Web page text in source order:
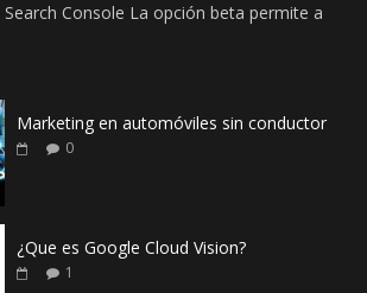
Console La opción beta permite a
Marketing en automóviles sin conductor
0
¿Que es Google Cloud Vision?
1